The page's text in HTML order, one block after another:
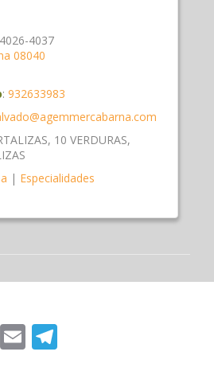
4037
08040
: 932633983
, 10 VERDURAS,
| Especialidades
WhatsApp
Email